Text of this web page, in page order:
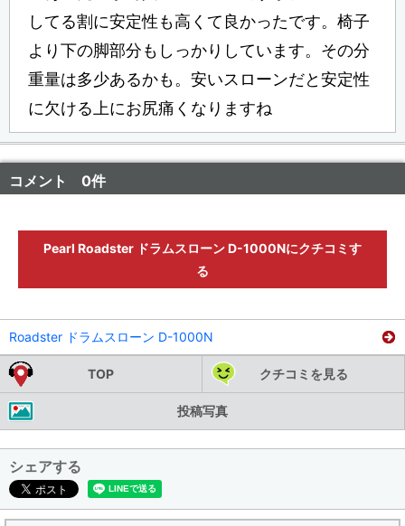
してる割に安定性も高くて良かったです。椅子
より下の脚部分もしっかりしています。その分
重量は多少あるかも。安いスローンだと安定性
に欠ける上にお尻痛くなりますね
コメント 0件
Pearl Roadster ドラムスローン D-1000Nにクチコミす
る
Roadster ドラムスローン D-1000N
TOP クチコミを見る
投稿写真
シェアする